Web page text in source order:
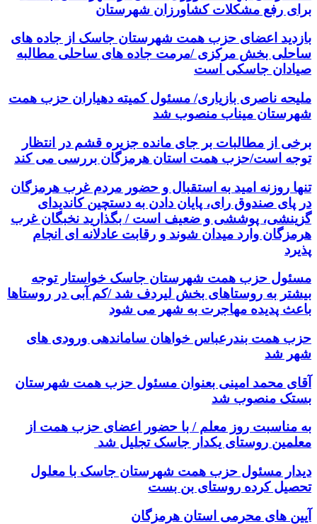
برای رفع مشکلات کشاورزان شهرستان
بازدید اعضای حزب همت شهرستان جاسک از جاده های
ساحلی بخش مرکزی /مرمت جاده های ساحلی مطالبه
صیادان جاسکی است
ملیحه ناصری بازیاری/ مسئول کمیته دهیاران حزب همت
شهرستان میناب منصوب شد
برخی از مطالبات بر جای مانده جزیره قشم در انتظار
توجه است/حزب همت استان هرمزگان بررسی می کند
تنها روزنه امید به استقبال و حضور مردم غرب هرمزگان
در پای صندوق رای، پایان دادن به دستچین کاندیدای
گزینشی، پوششی و ضعیف است / بگذارید نخبگان غرب
هرمزگان وارد میدان شوند و رقابت عادلانه ای انجام
پذیرد
مسئول حزب همت شهرستان جاسک خواستار توجه
بیشتر به روستاهای بخش لیردف شد /کم آبی در روستاها
باعث پدیده مهاجرت به شهر می شود
حزب همت بندرعباس خواهان ساماندهی ورودی های
شهر شد
آقای محمد امینی بعنوان مسئول حزب همت شهرستان
بستک منصوب شد
به مناسبت روز معلم / با حضور اعضای حزب همت از
معلمین روستای یکدار جاسک تجلیل شد
دیدار مسئول حزب همت شهرستان جاسک با معلول
تحصیل کرده روستای بن بست
آیین های محرمی استان هرمزگان